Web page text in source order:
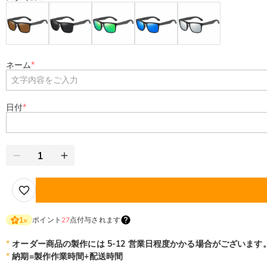
ネーム*
日付*
1× ポイント 27点付与されます
* オーダー商品の製作には 5-12 営業日程度かかる場合がございます。
* 納期=製作作業時間+配送時間